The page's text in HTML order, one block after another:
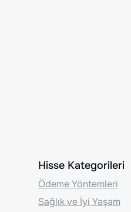
Hisse Kategorileri
Ödeme Yöntemleri
Sağlık ve İyi Yaşam